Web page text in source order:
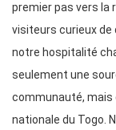
premier pas vers la
visiteurs curieux de
notre hospitalité
seulement une
communauté, mais
nationale du Togo.